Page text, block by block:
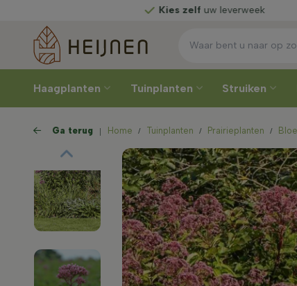
uw leverweek
Haagplanten Tuinplanten Struiken
Ga terug Home Tuinplanten Prairieplanten